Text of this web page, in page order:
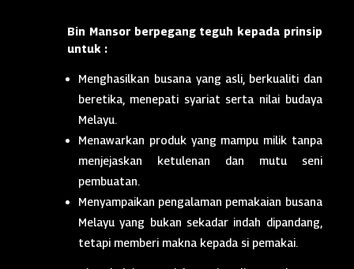
Bin Mansor berpegang teguh kepada prinsip
untuk :
Menghasilkan busana yang asli, berkualiti dan
beretika, menepati syariat serta nilai budaya
Melayu.
Menawarkan produk yang mampu milik tanpa
menjejaskan ketulenan dan mutu seni
pembuatan.
Menyampaikan pengalaman pemakaian busana
Melayu yang bukan sekadar indah dipandang,
tetapi memberi makna kepada si pemakai.